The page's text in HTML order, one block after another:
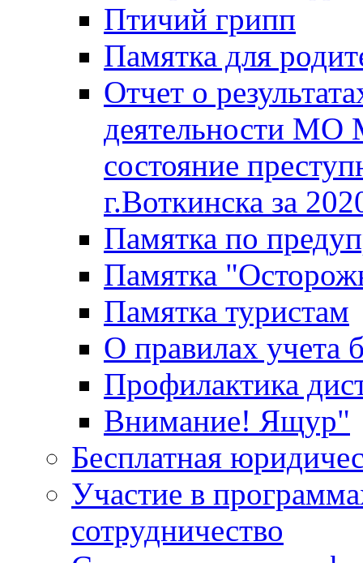
Птичий грипп
Памятка для
Отчет о
деятельности МО
состояние
г.Воткинска за
Памятка по
Памятка
Памятка туристам
О правилах учета
Профилактика
Внимание! Ящур"
Бесплатная
Участие в
сотрудничество